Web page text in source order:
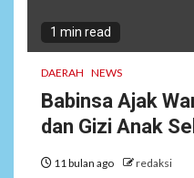
1 min read
DAERAH NEWS
Babinsa Ajak
dan Gizi Anak
11 bulan ago redaksi
7